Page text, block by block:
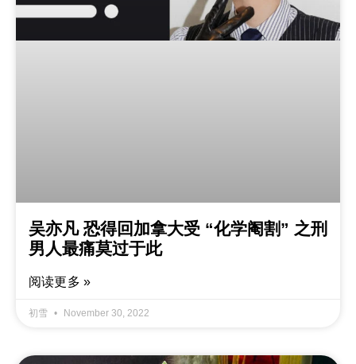
吴亦凡 恐得回加拿大受 “化学阉割” 之刑
男人最痛莫过于此
阅读更多 »
初雪 November 30, 2022